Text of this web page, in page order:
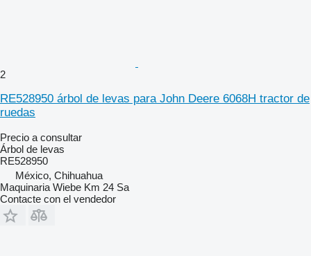
2
RE528950 árbol de levas para John Deere 6068H tractor de
ruedas
Precio a consultar
Árbol de levas
RE528950
México, Chihuahua
Maquinaria Wiebe Km 24 Sa
Contacte con el vendedor